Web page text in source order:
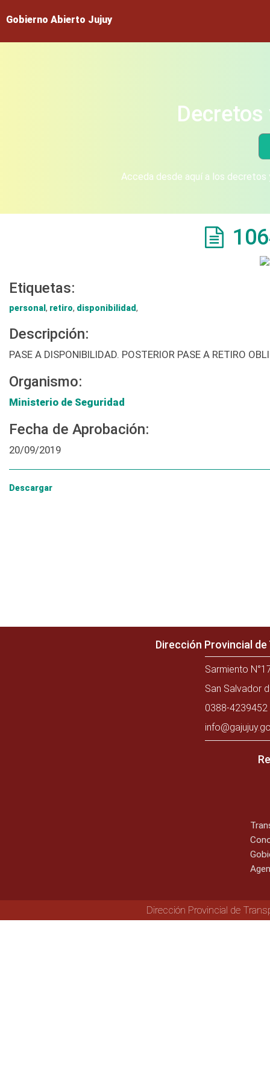
Gobierno Abierto Jujuy
Acceda desde aquí a los
Etiquetas:
personal , retiro, disponibilidad,
Descripción:
PASE A DISPONIBILIDAD. POSTERIOR PASE A RETIRO
Organismo:
Ministerio de Seguridad
Fecha de Aprobación:
20/09/2019
Descargar
Dirección Provincial
Sarmiento
San Salvador
0388-
Dirección Provincial de